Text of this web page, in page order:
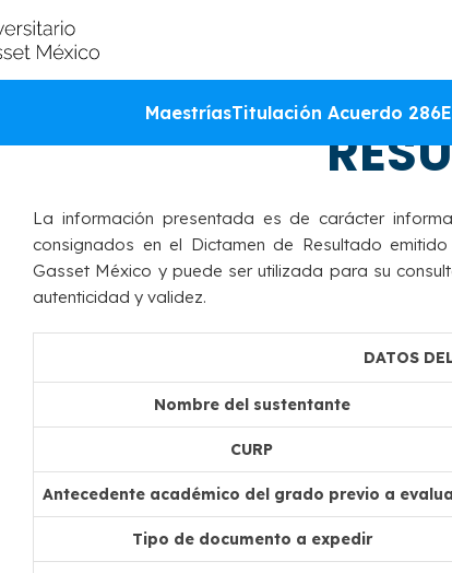
MaestríasTitulación Acuerdo 286
VALIDACIÓN
La información presentada es de carácter
consignados en el Dictamen de Resultado
Gasset México y puede ser utilizada para su
autenticidad y validez.
DATOS
Nombre del sustentante
CURP
Antecedente académico del grado previo a
Tipo de documento a expedir